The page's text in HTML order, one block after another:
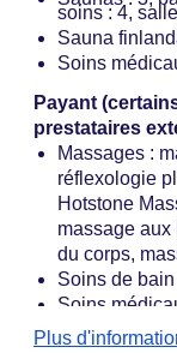
soins : 4,
Sauna
Soins
Payant
prestataires
Massages :
réflexologie
Hotstone
massage
du corps,
Soins de
Soins
lymphatique,
Plus